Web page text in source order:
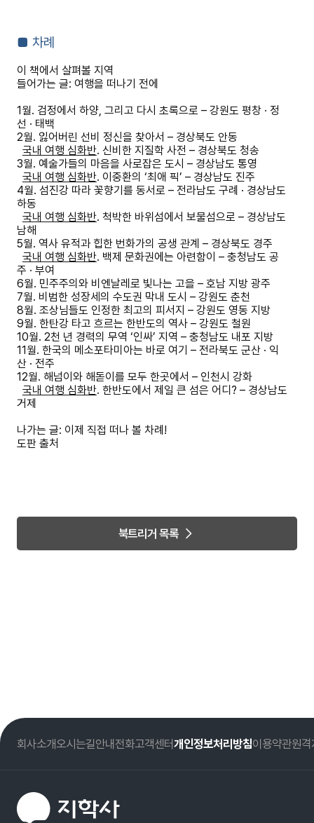
■ 차례
이 책에서 살펴볼 지역
들어가는 글: 여행을 떠나기 전에
1월. 검정에서 하양, 그리고 다시 초록으로 – 강원도 평창 · 정
선 · 태백
2월. 잃어버린 선비 정신을 찾아서 – 경상북도 안동
국내 여행 심화반. 신비한 지질학 사전 – 경상북도 청송
3월. 예술가들의 마음을 사로잡은 도시 – 경상남도 통영
국내 여행 심화반. 이중환의 ‘최애 픽’ – 경상남도 진주
4월. 섬진강 따라 꽃향기를 동서로 – 전라남도 구례 · 경상남도
하동
국내 여행 심화반. 척박한 바위섬에서 보물섬으로 – 경상남도
남해
5월. 역사 유적과 힙한 번화가의 공생 관계 – 경상북도 경주
국내 여행 심화반. 백제 문화권에는 아련함이 – 충청남도 공
주 · 부여
6월. 민주주의와 비엔날레로 빛나는 고을 – 호남 지방 광주
7월. 비범한 성장세의 수도권 막내 도시 – 강원도 춘천
8월. 조상님들도 인정한 최고의 피서지 – 강원도 영동 지방
9월. 한탄강 타고 흐르는 한반도의 역사 – 강원도 철원
10월. 2천 년 경력의 무역 ‘인싸’ 지역 – 충청남도 내포 지방
11월. 한국의 메소포타미아는 바로 여기 – 전라북도 군산 · 익
산 · 전주
12월. 해넘이와 해돋이를 모두 한곳에서 – 인천시 강화
국내 여행 심화반. 한반도에서 제일 큰 섬은 어디 ? – 경상남도
거제
나가는 글: 이제 직접 떠나 볼 차례!
도판 출처
북트리거 목록
회사소개오시는길안내전화고객센터개인정보처리방침이용약관원격